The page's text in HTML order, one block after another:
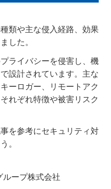
類や主な侵入経路、効果
した。
ライバシーを侵害し、機
設計されています。主な
ーロガー、リモートアク
れぞれ特徴や被害リスク
を参考にセキュリティ対
。
ループ株式会社